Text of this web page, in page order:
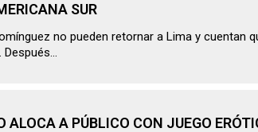
SUR
no pueden retornar a Lima y cuentan
ALOCA A PÚBLICO CON JUEGO